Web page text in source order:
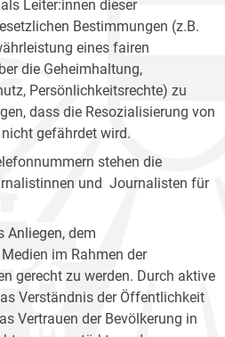
Leiter:innen dieser
Bestimmungen (z.B.
eines fairen
die Geheimhaltung,
Persönlichkeitsrechte) zu
dass die Resozialisierung von
gefährdet wird.
stehen die
und Journalisten für
Anliegen, dem
im Rahmen der
gerecht zu werden. Durch aktive
Verständnis der Öffentlichkeit
Vertrauen der Bevölkerung in